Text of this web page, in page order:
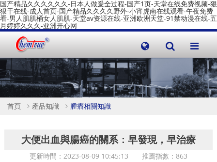
国产精品久久久久久久-日本人做爰全过程-国产1页-天堂在线免费视频-狠
狠干在线-成人首页-国产精品久久久久野外-小宵虎南在线观看-午夜免费
看-男人肌肌桶女人肌肌-天堂av资源在线-亚洲欧洲天堂-91禁动漫在线-五
月婷婷久久久-亚洲开心网
首頁 產品知識 腫瘤相關知識
大便出血與腸癌的關系：早發現，早治療
更新時間：2023-08-09 10:45:13 推薦指數： 863